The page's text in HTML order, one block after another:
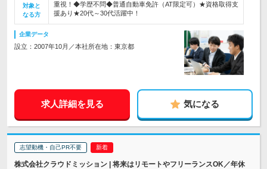
対象と
なる方
重視！◆学歴不問◆普通自動車免許（AT限定可）★資格取得支
援あり★20代～30代活躍中！
企業データ
設立：2007年10月／本社所在地：東京都
求人詳細を見る 気になる
志望動機・自己PR不要
株式会社クラウドミッション | 将来はリモートやフリーランスOK／年休